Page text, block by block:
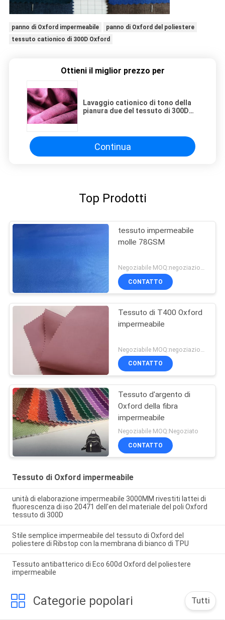
panno di Oxford impermeabile
panno di Oxford del poliestere
tessuto cationico di 300D Oxford
Ottieni il miglior prezzo per
Lavaggio cationico di tono della
pianura due del tessuto di 300D
Continua
Top Prodotti
tessuto impermeabile
molle 78GSM
CONTATTO
Tessuto di T400 Oxford
impermeabile
CONTATTO
Tessuto d'argento di
Oxford della fibra
impermeabile
Negoziabile MOQ:Negoziato
CONTATTO
Tessuto di Oxford impermeabile
unità di elaborazione impermeabile 3000MM rivestiti lattei di
fluorescenza di iso 20471 dell'en del materiale del poli Oxford
tessuto di 300D
Stile semplice impermeabile del tessuto di Oxford del
poliestere di Ribstop con la membrana di bianco di TPU
Tessuto antibatterico di Eco 600d Oxford del poliestere
impermeabile
Categorie popolari Tutti